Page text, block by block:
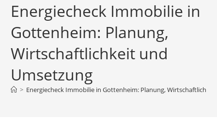
Energiecheck Immobilie in
Gottenheim: Planung,
Wirtschaftlichkeit und
Umsetzung
> Energiecheck Immobilie in Gottenheim: Planung,